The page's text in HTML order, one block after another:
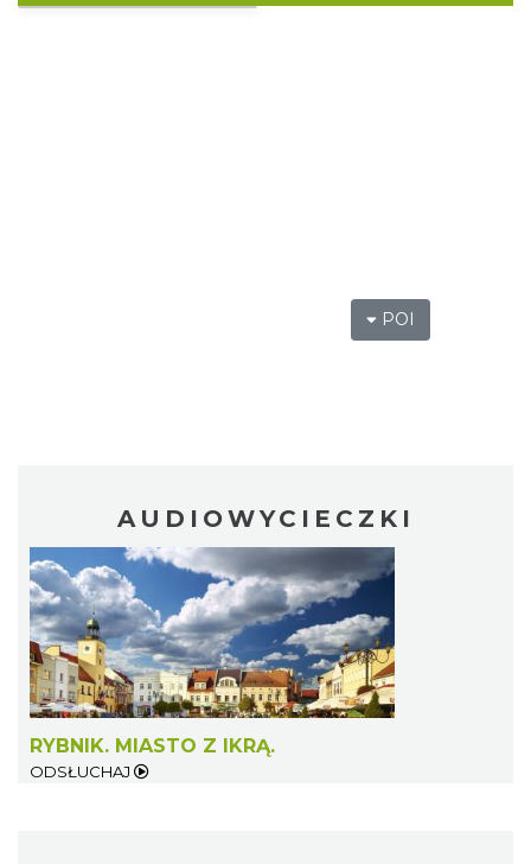
POI
AUDIOWYCIECZKI
RYBNIK. MIASTO Z IKRĄ.
ODSŁUCHAJ